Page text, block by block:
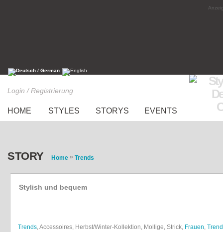
Login / Registrierung
HOME STYLES STORYS EVENTS
STORY Home » Trends
Stylish und bequem
Trends, Accessoires, Herbst/Winter-Kollektion, Mollige, Strick, Frauen,